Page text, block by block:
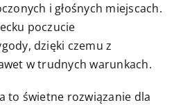
i głośnych miejscach.
poczucie
dzięki czemu z
w trudnych warunkach.
to świetne rozwiązanie dla